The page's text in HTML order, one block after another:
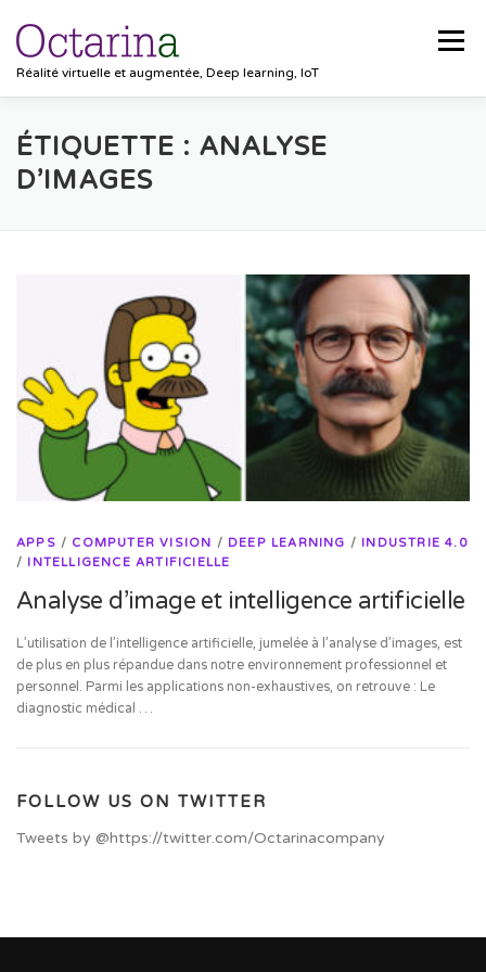
Réalité virtuelle et augmentée, Deep learning, IoT
Menu
ACCUEIL PROJETS SOLUTIONS
ÉTIQUETTE : ANALYSE
D’IMAGES
APPS / COMPUTER VISION / DEEP LEARNING / INDUSTRIE 4.0
/ INTELLIGENCE ARTIFICIELLE
Analyse d’image et intelligence artificielle
L’utilisation de l’intelligence artificielle, jumelée à l’analyse d’images, est
de plus en plus répandue dans notre environnement professionnel et
personnel. Parmi les applications non-exhaustives, on retrouve : Le
diagnostic médical …
FOLLOW US ON TWITTER
Tweets by @https://twitter.com/Octarinacompany